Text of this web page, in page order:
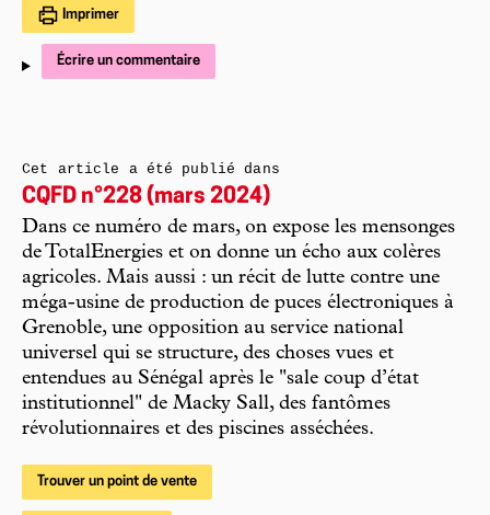
Imprimer
Écrire un commentaire
Cet article a été publié dans
CQFD n°228 (mars 2024)
Dans ce numéro de mars, on expose les mensonges
de TotalEnergies et on donne un écho aux colères
agricoles. Mais aussi : un récit de lutte contre une
méga-usine de production de puces électroniques à
Grenoble, une opposition au service national
universel qui se structure, des choses vues et
entendues au Sénégal après le "sale coup d’état
institutionnel" de Macky Sall, des fantômes
révolutionnaires et des piscines asséchées.
Trouver un point de vente